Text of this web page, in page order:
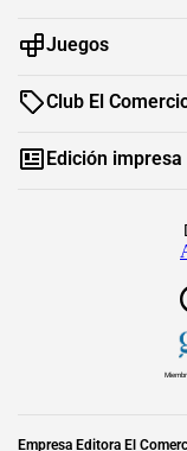
Juegos
Club El
Edición impresa
Empresa Editora El